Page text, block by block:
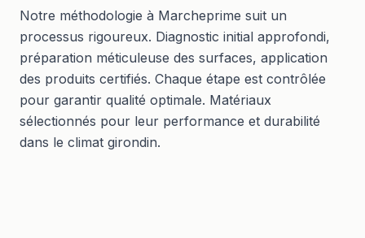
Notre méthodologie à Marcheprime suit un
processus rigoureux. Diagnostic initial approfondi,
préparation méticuleuse des surfaces, application
des produits certifiés. Chaque étape est contrôlée
pour garantir qualité optimale. Matériaux
sélectionnés pour leur performance et durabilité
dans le climat girondin.